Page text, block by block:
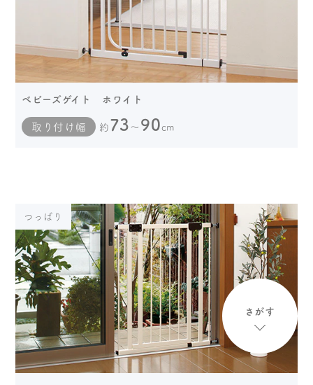
さがす
ベビーズゲイト ホワイト
取り付け幅 約 73 ～ 90cm
つっぱり